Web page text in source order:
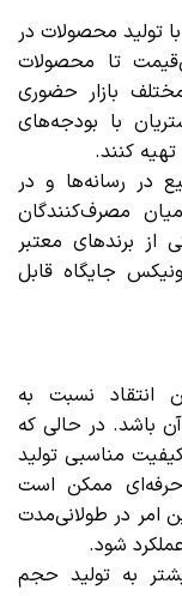
تولید محصولات در
تا محصولات
بازار حضوری
با بودجه‌های
تهیه کنند.
در رسانه‌ها و در
مصرف‌کنندگان
از برندهای معتبر
جایگاه قابل
انتقاد نسبت به
باشد. در حالی که
مناسبی تولید
حرفه‌ای ممکن است
امر در طولانی‌مدت
شود.
به تولید حجم